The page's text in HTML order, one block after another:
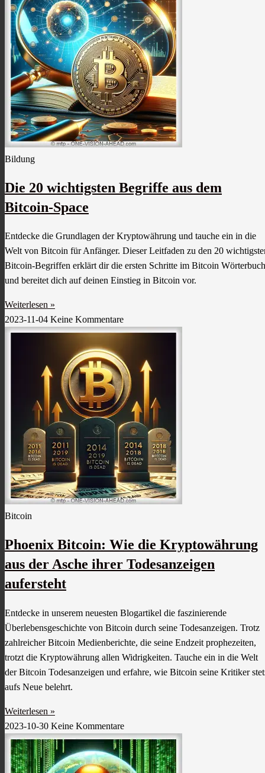
Bildung
Die 20 wichtigsten Begriffe aus dem
Bitcoin-Space
Entdecke die Grundlagen der Kryptowährung und tauche ein in die
Welt von Bitcoin für Anfänger. Dieser Leitfaden zu den 20
Bitcoin-Begriffen erklärt dir die ersten Schritte im Bitcoin Wörterbuch
und bereitet dich auf deinen Einstieg in Bitcoin vor.
Weiterlesen »
2023-11-04 Keine Kommentare
Bitcoin
Phoenix Bitcoin: Wie die Kryptowährung
aus der Asche ihrer Todesanzeigen
aufersteht
Entdecke in unserem neuesten Blogartikel die faszinierende
Überlebensgeschichte von Bitcoin durch seine Todesanzeigen. Trotz
zahlreicher Bitcoin Medienberichte, die seine Endzeit prophezeiten,
trotzt die Kryptowährung allen Widrigkeiten. Tauche ein in die Welt
der Bitcoin Todesanzeigen und erfahre, wie Bitcoin seine Kritiker
aufs Neue belehrt.
Weiterlesen »
2023-10-30 Keine Kommentare